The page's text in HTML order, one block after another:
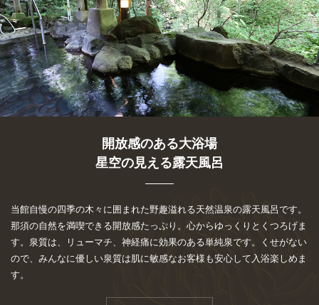
開放感のある大浴場
星空の見える露天風呂
当館自慢の四季の木々に囲まれた野趣溢れる天然温泉の露天風呂です。
那須の自然を満喫できる開放感たっぷり。心からゆっくりとくつろげま
す。泉質は、リューマチ、神経痛に効果のある単純泉です。くせがない
ので、みんなに優しい泉質は肌に敏感なお客様も安心して入浴楽しめま
す。